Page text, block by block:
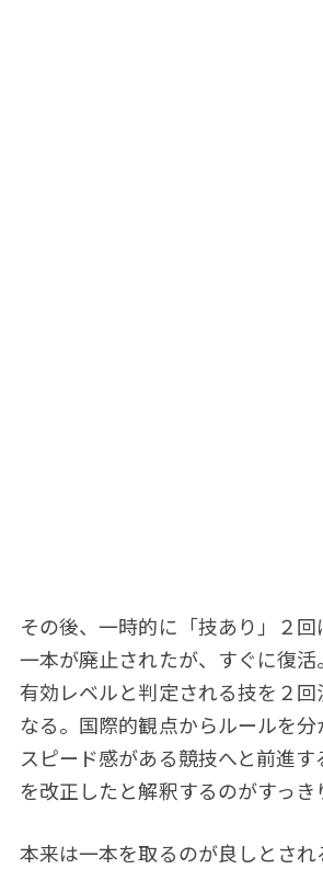
その後、一時的に「技あり」２
一本が廃止されたが、すぐに復
有効レベルと判定される技を２回
なる。国際的観点からルールを分
スピード感がある競技へと前進
を改正したと解釈するのがすっき
本来は一本を取るのが良しとさ